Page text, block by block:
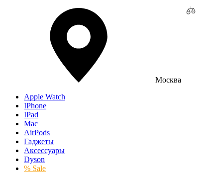
Москва
Apple Watch
IPhone
IPad
Mac
AirPods
Гаджеты
Аксессуары
Dyson
% Sale